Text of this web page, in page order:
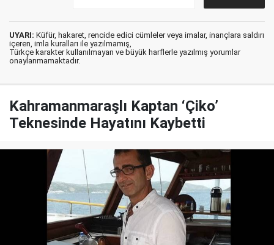
UYARI: Küfür, hakaret, rencide edici cümleler veya imalar, inançlara saldırı
içeren, imla kuralları ile yazılmamış,
Türkçe karakter kullanılmayan ve büyük harflerle yazılmış yorumlar
onaylanmamaktadır.
Kahramanmaraşlı Kaptan ‘Çiko’
Teknesinde Hayatını Kaybetti